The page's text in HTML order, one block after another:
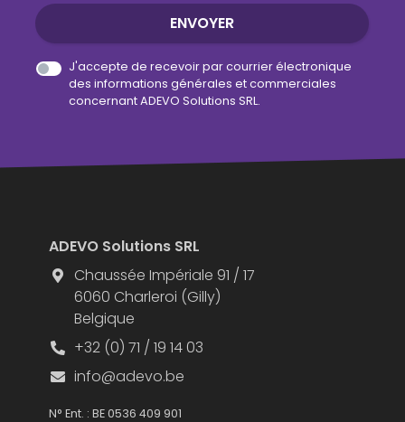
ENVOYER
J'accepte de recevoir par courrier électronique
des informations générales et commerciales
concernant ADEVO Solutions SRL.
ADEVO Solutions SRL
Chaussée Impériale 91 / 17
6060 Charleroi (Gilly)
Belgique
+32 (0) 71 / 19 14 03
info@adevo.be
N° Ent. : BE 0536 409 901